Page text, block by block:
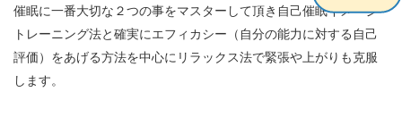
催眠に一番大切な２つの事をマスターして頂き自己催眠イメージ
トレーニング法と確実にエフィカシー（自分の能力に対する自己
評価）をあげる方法を中心にリラックス法で緊張や上がりも克服
します。